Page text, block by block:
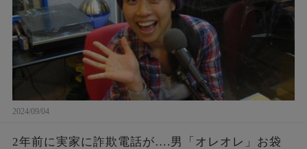
2024/09/04
2年前に実家に詐欺電話が….男「オレオレ」お袋